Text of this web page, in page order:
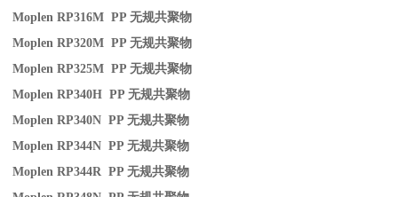
Moplen RP316M PP无规共聚物
Moplen RP320M PP无规共聚物
Moplen RP325M PP无规共聚物
Moplen RP340H PP无规共聚物
Moplen RP340N PP无规共聚物
Moplen RP344N PP无规共聚物
Moplen RP344R PP无规共聚物